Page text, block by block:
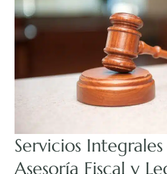
Servicios
Asesoría Fiscal y